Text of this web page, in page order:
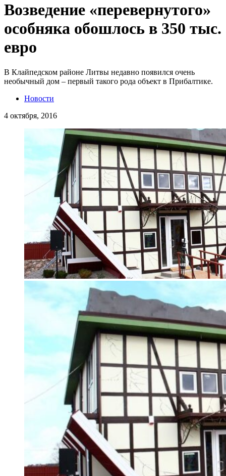
Возведение «перевернутого»
особняка обошлось в 350 тыс.
евро
В Клайпедском районе Литвы недавно появился очень
необычный дом – первый такого рода объект в Прибалтике.
Новости
4 октября, 2016